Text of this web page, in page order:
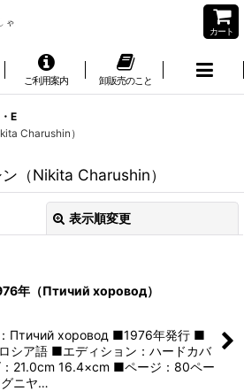
カート
ご利用案内 卸販売のこと
E
Charushin）
（Nikita Charushin）
表示順変更
絞り込む
年（Птичий хоровод）
Птичий хоровод ■1976年発行 ■
シア語 ■エディション：ハードカバ
21.0cm 16.4×cm ■ページ：80ペー
ニヤ…